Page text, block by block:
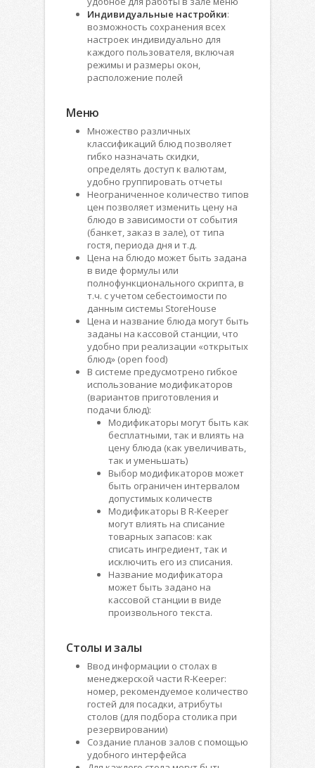
Индивидуальные настройки:
возможность сохранения всех
настроек индивидуально для
каждого пользователя, включая
режимы и размеры окон,
расположение полей
Меню
Множество различных
классификаций блюд позволяет
гибко назначать скидки,
определять доступ к валютам,
удобно группировать отчеты
Неограниченное количество типов
цен позволяет изменить цену на
блюдо в зависимости от события
(банкет, заказ в зале), от типа
гостя, периода дня и т.д.
Цена на блюдо может быть задана
в виде формулы или
полнофункционального скрипта, в
т.ч. с учетом себестоимости по
данным системы StoreHouse
Цена и название блюда могут быть
заданы на кассовой станции, что
удобно при реализации «открытых
блюд» (open food)
В системе предусмотрено гибкое
использование модификаторов
(вариантов приготовления и
подачи блюд):
Модификаторы могут быть как
бесплатными, так и влиять на
цену блюда (как увеличивать,
так и уменьшать)
Выбор модификаторов может
быть ограничен интервалом
допустимых количеств
Модификаторы В R-Keeper
могут влиять на списание
товарных запасов: как
списать ингредиент, так и
исключить его из списания.
Название модификатора
может быть задано на
кассовой станции в виде
произвольного текста.
Столы и залы
Ввод информации о столах в
менеджерской части R-Keeper:
номер, рекомендуемое количество
гостей для посадки, атрибуты
столов (для подбора столика при
резервировании)
Создание планов залов с помощью
удобного интерфейса